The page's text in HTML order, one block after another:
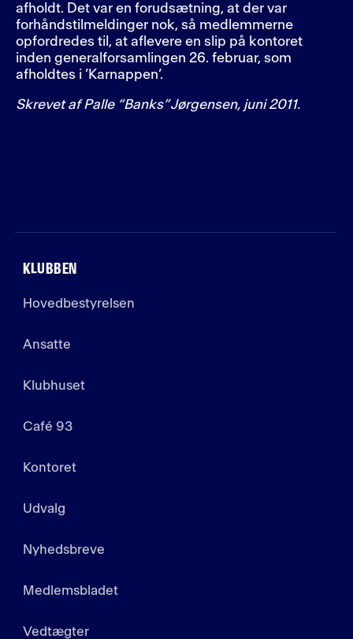
afholdt. Det var en forudsætning, at der var
forhåndstilmeldinger nok, så medlemmerne
opfordredes til, at aflevere en slip på kontoret
inden generalforsamlingen 26. februar, som
afholdtes i ’Karnappen’.
Skrevet afPalle “Banks” Jørgensen, juni 2011.
KLUBBEN
Hovedbestyrelsen
Ansatte
Klubhuset
Café 93
Kontoret
Udvalg
Nyhedsbreve
Medlemsbladet
Vedtægter